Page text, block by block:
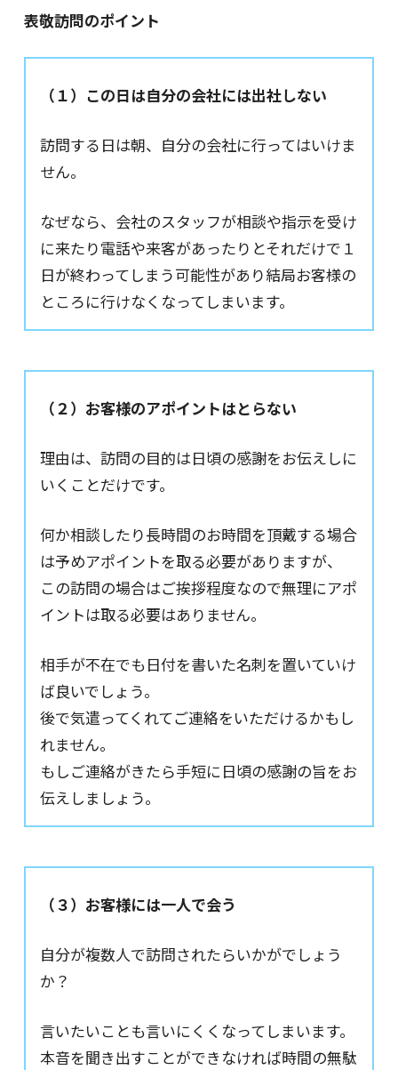
表敬訪問のポイント
（１）この日は自分の会社には出社しない
訪問する日は朝、自分の会社に行ってはいけま
せん。
なぜなら、会社のスタッフが相談や指示を受け
に来たり電話や来客があったりとそれだけで１
日が終わってしまう可能性があり結局お客様の
ところに行けなくなってしまいます。
（２）お客様のアポイントはとらない
理由は、訪問の目的は日頃の感謝をお伝えしに
いくことだけです。
何か相談したり長時間のお時間を頂戴する場合
は予めアポイントを取る必要がありますが、
この訪問の場合はご挨拶程度なので無理にアポ
イントは取る必要はありません。
相手が不在でも日付を書いた名刺を置いていけ
ば良いでしょう。
後で気遣ってくれてご連絡をいただけるかもし
れません。
もしご連絡がきたら手短に日頃の感謝の旨をお
伝えしましょう。
（３）お客様には一人で会う
自分が複数人で訪問されたらいかがでしょう
か？
言いたいことも言いにくくなってしまいます。
本音を聞き出すことができなければ時間の無駄